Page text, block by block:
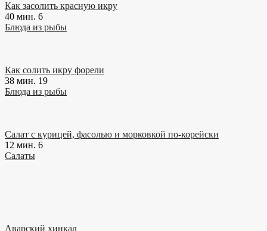
Как засолить красную икру
40 мин. 6
Блюда из рыбы
Как солить икру форели
38 мин. 19
Блюда из рыбы
Салат с курицей, фасолью и морковкой по-корейски
12 мин. 6
Салаты
Аварский хинкал